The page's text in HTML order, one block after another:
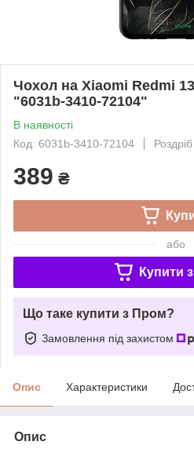
Чохол на Xiaomi Redmi
"6031b-3410-72104"
В наявності
Код: 6031b-3410-72104
Роздріб
389 ₴
або
Купити з
Що таке купити з Пром?
Замовлення під захистом
Опис Характеристики
Опис